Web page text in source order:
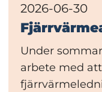
2026-06-30
Under
arbete med